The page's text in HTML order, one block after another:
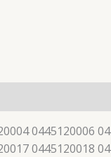
0445120006
0445120018